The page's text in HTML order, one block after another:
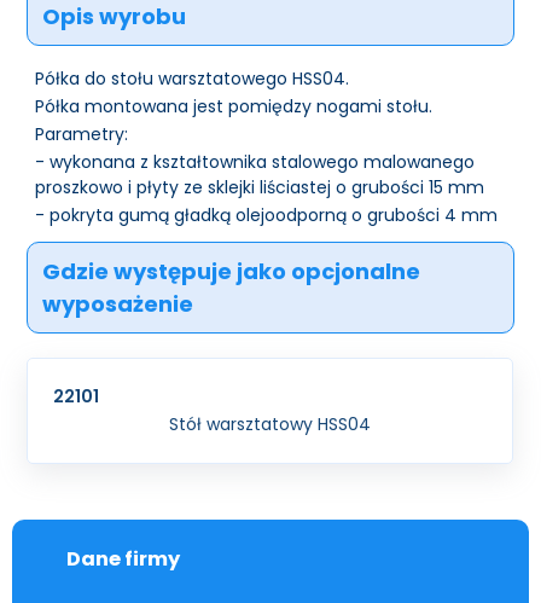
Opis wyrobu
Półka do stołu warsztatowego HSS04.
Półka montowana jest pomiędzy nogami stołu.
Parametry:
- wykonana z kształtownika stalowego malowanego
proszkowo i płyty ze sklejki liściastej o grubości 15 mm
- pokryta gumą gładką olejoodporną o grubości 4 mm
Gdzie występuje jako opcjonalne
wyposażenie
22101
Stół warsztatowy HSS04
Dane firmy